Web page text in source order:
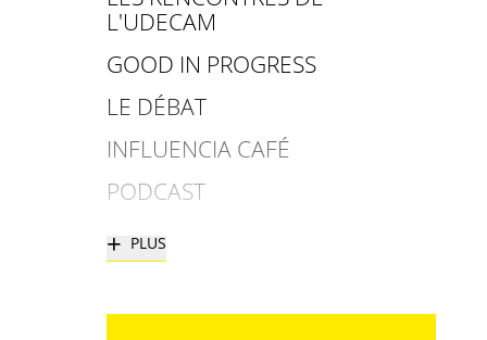
L'UDECAM
GOOD IN PROGRESS
LE DÉBAT
INFLUENCIA CAFÉ
PODCAST
+ PLUS